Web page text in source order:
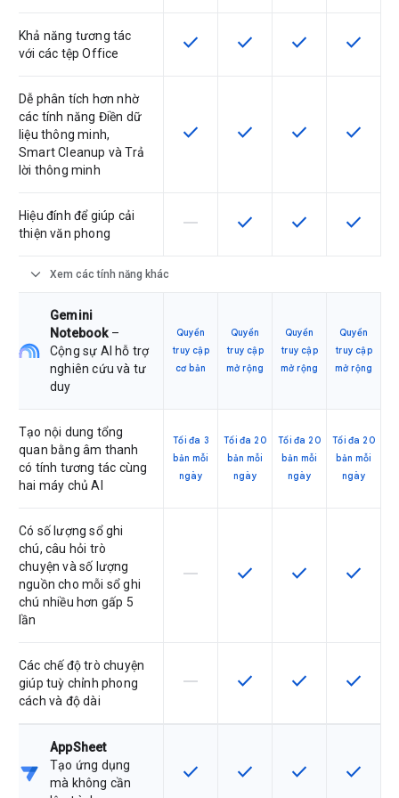
Khả năng tương tác
với các tệp Office
SKU có hỗ trợ tính năng này
check SKU có hỗ trợ tính năng
check SKU có hỗ trợ
check SKU có
check
Dễ phân tích hơn nhờ
các tính năng Điền dữ
liệu thông minh,
Smart Cleanup và Trả
lời thông minh
SKU có hỗ trợ tính năng này
check SKU có hỗ trợ tính năng
check SKU có hỗ trợ
check SKU có
check
Hiệu đính để giúp cải
thiện văn phong
SKU này không hỗ trợ tính năng này
horizontal_rule SKU có hỗ trợ tính năng
check SKU có hỗ trợ
check SKU có
check
expand_more Xem các tính năng khác
Gemini
Notebook–
Cộng sự AI hỗ trợ
nghiên cứu và tư
duy
Quyền
truy cập
cơ bản
Quyền
truy cập
mở rộng
Quyền
truy cập
mở rộng
Quyền
truy cập
mở rộng
Tạo nội dung tổng
quan bằng âm thanh
có tính tương tác cùng
hai máy chủ AI
Tối đa 3
bản mỗi
ngày
Tối đa 20
bản mỗi
ngày
Tối đa 20
bản mỗi
ngày
Tối đa 20
bản mỗi
ngày
Có số lượng sổ ghi
chú, câu hỏi trò
chuyện và số lượng
nguồn cho mỗi sổ ghi
chú nhiều hơn gấp 5
lần
SKU này không hỗ trợ tính năng này
horizontal_rule SKU có hỗ trợ tính năng
check SKU có hỗ trợ
check SKU có
check
Các chế độ trò chuyện
giúp tuỳ chỉnh phong
cách và độ dài
SKU này không hỗ trợ tính năng này
horizontal_rule SKU có hỗ trợ tính năng
check SKU có hỗ trợ
check SKU có
check
AppSheet
Tạo ứng dụng
mà không cần
SKU có hỗ trợ tính năng này
check SKU có hỗ trợ tính năng
check SKU có hỗ trợ
check SKU có
check